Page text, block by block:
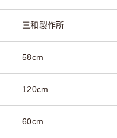
三和製作所
58cm
120cm
60cm